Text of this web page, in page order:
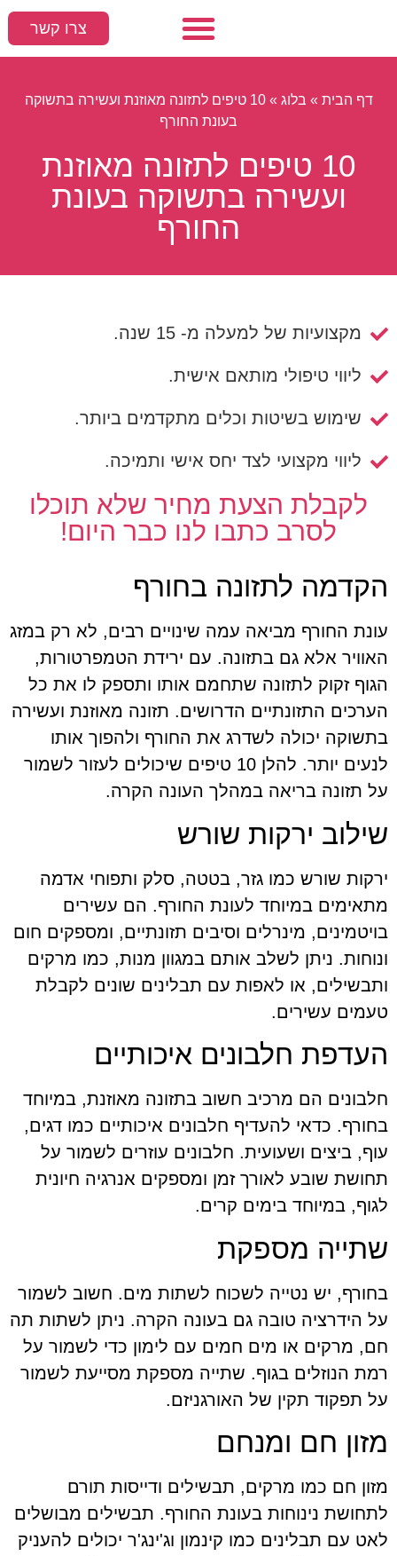
צרו קשר
דף הבית » בלוג »
10 טיפים לתזונה מאוזנת ועשירה בתשוקה
בעונת החורף
10 טיפים לתזונה מאוזנת
ועשירה בתשוקה בעונת
החורף
מקצועיות של למעלה מ- 15 שנה.
ליווי טיפולי מותאם אישית.
שימוש בשיטות וכלים מתקדמים ביותר.
ליווי מקצועי לצד יחס אישי ותמיכה.
לקבלת הצעת מחיר שלא תוכלו
לסרב כתבו לנו כבר היום!
הקדמה לתזונה בחורף
עונת החורף מביאה עמה שינויים רבים, לא רק במזג
האוויר אלא גם בתזונה. עם ירידת הטמפרטורות,
הגוף זקוק לתזונה שתחמם אותו ותספק לו את כל
הערכים התזונתיים הדרושים. תזונה מאוזנת ועשירה
בתשוקה יכולה לשדרג את החורף ולהפוך אותו
לנעים יותר. להלן 10 טיפים שיכולים לעזור לשמור
על תזונה בריאה במהלך העונה הקרה.
שילוב ירקות שורש
ירקות שורש כמו גזר, בטטה, סלק ותפוחי אדמה
מתאימים במיוחד לעונת החורף. הם עשירים
בויטמינים, מינרלים וסיבים תזונתיים, ומספקים חום
ונוחות. ניתן לשלב אותם במגוון מנות, כמו מרקים
ותבשילים, או לאפות עם תבלינים שונים לקבלת
טעמים עשירים.
העדפת חלבונים איכותיים
חלבונים הם מרכיב חשוב בתזונה מאוזנת, במיוחד
בחורף. כדאי להעדיף חלבונים איכותיים כמו דגים,
עוף, ביצים ושעועית. חלבונים עוזרים לשמור על
תחושת שובע לאורך זמן ומספקים אנרגיה חיונית
לגוף, במיוחד בימים קרים.
שתייה מספקת
בחורף, יש נטייה לשכוח לשתות מים. חשוב לשמור
על הידרציה טובה גם בעונה הקרה. ניתן לשתות תה
חם, מרקים או מים חמים עם לימון כדי לשמור על
רמת הנוזלים בגוף. שתייה מספקת מסייעת לשמור
על תפקוד תקין של האורגניזם.
מזון חם ומנחם
מזון חם כמו מרקים, תבשילים ודייסות תורם
לתחושת נינוחות בעונת החורף. תבשילים מבושלים
לאט עם תבלינים כמו קינמון וג'ינג'ר יכולים להעניק